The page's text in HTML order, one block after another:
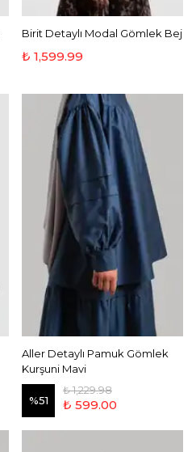
Birit Detaylı Modal Gömlek Bej
₺ 1,599.99
Aller Detaylı Pamuk Gömlek
Kurşuni Mavi
%51
₺ 1,229.98
₺ 599.00